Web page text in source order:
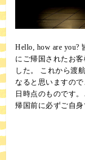
Hello, how are you?
にご帰国されたお
した。 これから渡
なると思いますの
日時点のものです
帰国前に必ずご自